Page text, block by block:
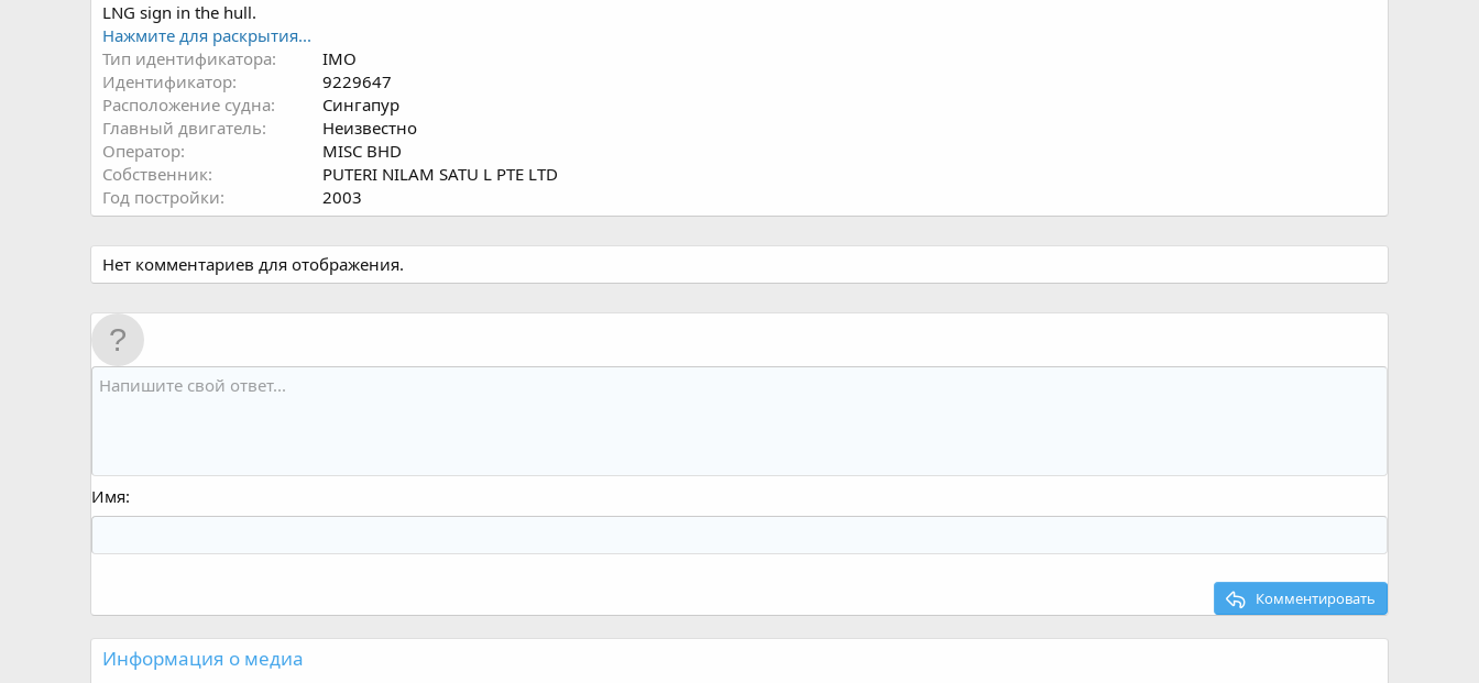
LNG sign in the hull.
Нажмите для раскрытия...
Тип идентификатора
IMO
Идентификатор
9229647
Расположение судна
Сингапур
Главный двигатель
Неизвестно
Оператор
MISC BHD
Собственник
PUTERI NILAM SATU L PTE LTD
Год постройки
2003
Нет комментариев для отображения.
Имя
Комментировать
Информация о медиа